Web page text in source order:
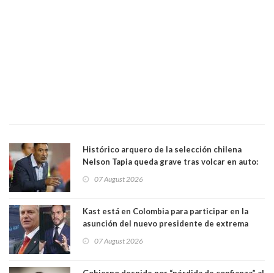
Histórico arquero de la selección chilena
Nelson Tapia queda grave tras volcar en auto:
07 August 2026
Kast está en Colombia para participar en la
asunción del nuevo presidente de extrema
07 August 2026